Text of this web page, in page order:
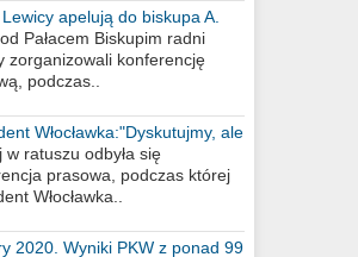
apelują do biskupa A.
Meringa
Pałacem Biskupim radni
zorganizowali konferencję
podczas..
Włocławka:"Dyskutujmy, ale
się”
w ratuszu odbyła się
prasowa, podczas której
Włocławka..
2020. Wyniki PKW z ponad 99